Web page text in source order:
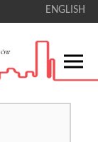
ENGLISH